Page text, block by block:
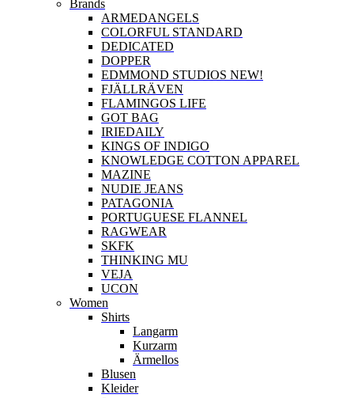
Brands
ARMEDANGELS
COLORFUL STANDARD
DEDICATED
DOPPER
EDMMOND STUDIOS NEW!
FJÄLLRÄVEN
FLAMINGOS LIFE
GOT BAG
IRIEDAILY
KINGS OF INDIGO
KNOWLEDGE COTTON APPAREL
MAZINE
NUDIE JEANS
PATAGONIA
PORTUGUESE FLANNEL
RAGWEAR
SKFK
THINKING MU
VEJA
UCON
Women
Shirts
Langarm
Kurzarm
Ärmellos
Blusen
Kleider